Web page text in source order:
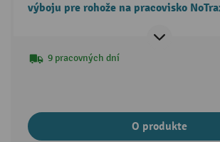
výboju pre rohože na pracovisko
9 pracovných dní
O produkte